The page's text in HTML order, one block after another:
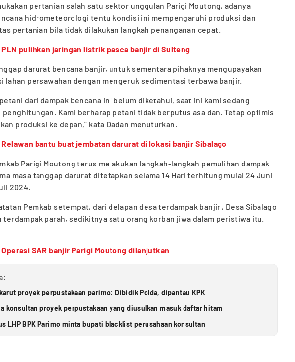
pertanian salah satu sektor unggulan Parigi Moutong, adanya
hidrometeorologi tentu kondisi ini mempengaruhi produksi dan
pertanian bila tidak dilakukan langkah penanganan cepat.
PLN pulihkan jaringan listrik pasca banjir di Sulteng
darurat bencana banjir, untuk sementara pihaknya mengupayakan
lahan persawahan dengan mengeruk sedimentasi terbawa banjir.
dari dampak bencana ini belum diketahui, saat ini kami sedang
penghitungan. Kami berharap petani tidak berputus asa dan. Tetap optimis
produksi ke depan,” kata Dadan menuturkan.
Relawan bantu buat jembatan darurat di lokasi banjir Sibalago
Parigi Moutong terus melakukan langkah-langkah pemulihan dampak
masa tanggap darurat ditetapkan selama 14 Hari terhitung mulai 24 Juni
2024.
Pemkab setempat, dari delapan desa terdampak banjir , Desa Sibalago
terdampak parah, sedikitnya satu orang korban jiwa dalam peristiwa itu.
Operasi SAR banjir Parigi Moutong dilanjutkan
proyek perpustakaan parimo: Dibidik Polda, dipantau KPK
konsultan proyek perpustakaan yang diusulkan masuk daftar hitam
LHP BPK Parimo minta bupati blacklist perusahaan konsultan